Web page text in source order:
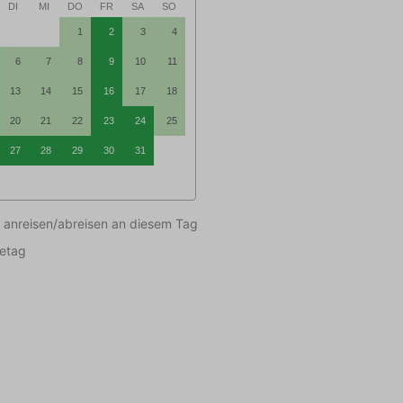
DI MI DO FR SA SO
1 2 3 4
6 7 8 9 10 11
13 14 15 16 17 18
20 21 22 23 24 25
27 28 29 30 31
abreisen an diesem Tag